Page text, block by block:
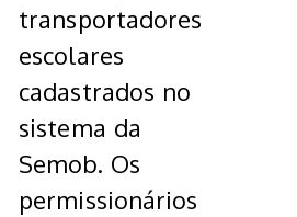
transportadores
escolares
cadastrados no
sistema da
Semob. Os
permissionários